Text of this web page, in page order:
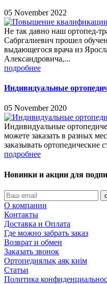
05 November 2022
Не так давно наш ортопед-
Сабргалиевич прошел
выдающегося врача из
Александровича,...
подробнее
Индивидуальные
05 November 2020
Индивидуальные
можете заказать в разных
заказывать ортопедические
подробнее
Новинки и акции для
О компании
Контакты
Доставка и Оплата
Где можно забрать заказ
Возврат и обмен
Заказать звонок
Ортопедиялық аяқ киім
Статьи
Политика